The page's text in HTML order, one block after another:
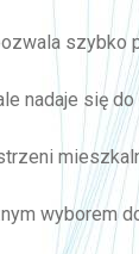
nadaje się
wyborem